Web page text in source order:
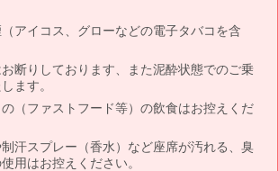
アイコス、グローなどの電子タバコを含
断りしております、また泥酔状態でのご乗
ます。
（ファストフード等）の飲食はお控えくだ
汗スプレー（香水）など座席が汚れる、臭
用はお控えください。